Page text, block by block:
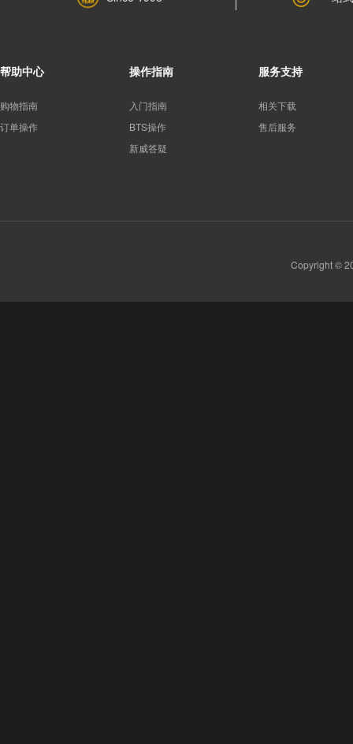
帮助中心
购物指南
订单操作
操作指南
入门指南
BTS操作
新威答疑
服务支持
相关下载
售后服务
Copyright ©